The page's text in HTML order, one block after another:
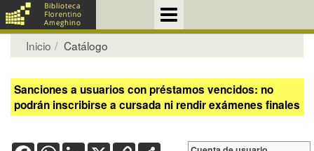
Inicio Catálogo
Sanciones a usuarios con préstamos vencidos: no
podrán inscribirse a cursada ni rendir exámenes finales